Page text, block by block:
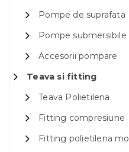
Pompe de suprafata
Pompe submersibile
Accesorii pompare
Teava si fitting
Teava Polietilena
Fitting compresiune
Fitting polietilena